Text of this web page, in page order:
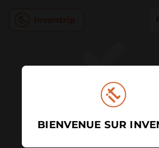
BIENVENUE SUR